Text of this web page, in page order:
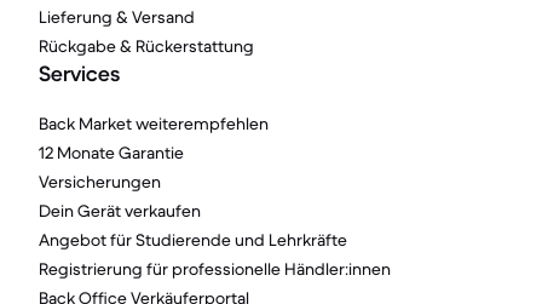
Lieferung & Versand
Rückgabe & Rückerstattung
Services
Back Market weiterempfehlen
12 Monate Garantie
Versicherungen
Dein Gerät verkaufen
Angebot für Studierende und Lehrkräfte
Registrierung für professionelle Händler:innen
Back Office Verkäuferportal